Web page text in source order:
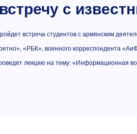
с
встреча студентов с армянским
«РБК», военного корреспондента
лекцию на тему: «Информационная